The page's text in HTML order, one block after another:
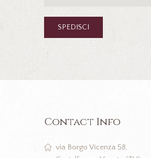
Contact Info
via Borgo Vicenza 58,